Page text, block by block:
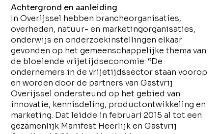
Achtergrond en aanleiding
In Overijssel hebben brancheorganisaties,
overheden, natuur- en marketingorganisaties,
onderwijs en onderzoekinstellingen elkaar
gevonden op het gemeenschappelijke thema van
de bloeiende vrijetijdseconomie: “De
ondernemers in de vrijetijdssector staan voorop
en worden door de partners van Gastvrij
Overijssel ondersteund op het gebied van
innovatie, kennisdeling, productontwikkeling en
marketing. Dat leidde in februari 2015 al tot een
gezamenlijk Manifest Heerlijk en Gastvrij